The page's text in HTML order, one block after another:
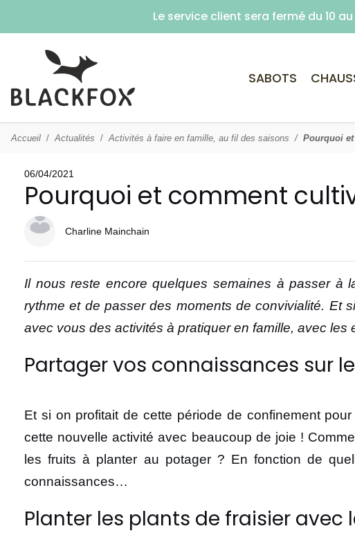
SABOTS
Accueil Actualités Activités à faire en famille, au fil des saisons Pourquoi
06/04/2021
Pourquoi et comment
Charline Mainchain
Il nous reste encore quelques semaines à passer à
rythme et de passer des moments de convivialité. Et
avec vous des activités à pratiquer en famille, avec
Partager vos connaissances sur
Et si on profitait de cette période de confinement
cette nouvelle activité avec beaucoup de joie !
les fruits à planter au potager ? En fonction de
connaissances…
Planter les plants de fraisier avec
Le service client sera fermé du 10